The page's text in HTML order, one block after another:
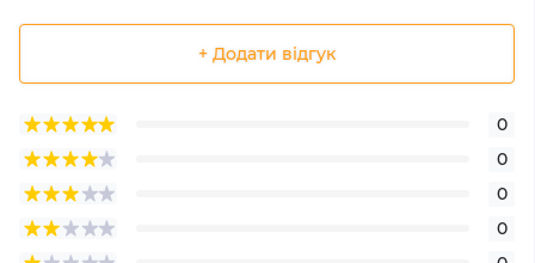
+ Додати відгук
0
0
0
0